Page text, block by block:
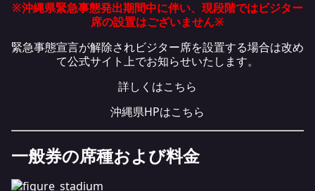
※沖縄県緊急事態発出期間中に伴い、現段階ではビジター
席の設置はございません※
緊急事態宣言が解除されビジター席を設置する場合は改め
て公式サイト上でお知らせいたします。
詳しくはこちら
沖縄県HPはこちら
一般券の席種および料金